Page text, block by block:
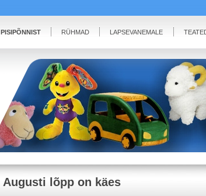
PISIPÕNNIST RÜHMAD LAPSEVANEMALE
Augusti lõpp on käes